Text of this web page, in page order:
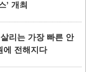
’ 개최
리는 가장 빠른 안
에 전해지다